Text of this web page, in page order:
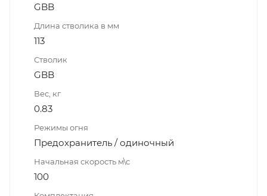
GBB
Длина стволика в мм
113
Стволик
GBB
Вес, кг
0.83
Режимы огня
Предохранитель / одиночный
Начальная скорость м\с
100